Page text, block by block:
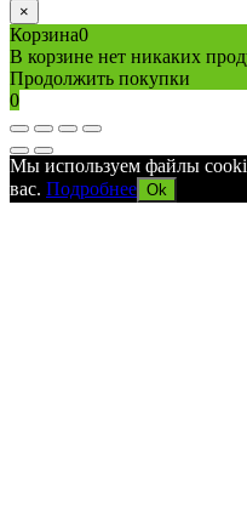
×
Корзина0
В корзине нет никаких
Продолжить покупки
0
Мы используем файлы
вас. Подробнее Ok